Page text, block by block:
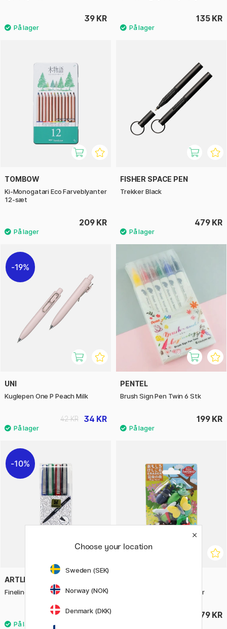
39 KR 135 KR
TOMBOW
Ki-Monogatari Eco Farveblyanter
12-sæt
209 KR
FISHER SPACE PEN
Trekker Black
479 KR
19%
UNI
Kuglepen One P Peach Milk
34 KR
42 KR
PENTEL
Brush Sign Pen Twin 6 Stk
199 KR
10%
ARTLINE
Fineliner 200 0.4 mm 4-pak
61 KR
68 KR
Puzzle Viskelæder Insekter
79 KR
Choose your location
Sweden (SEK)
Norway (NOK)
Denmark (DKK)